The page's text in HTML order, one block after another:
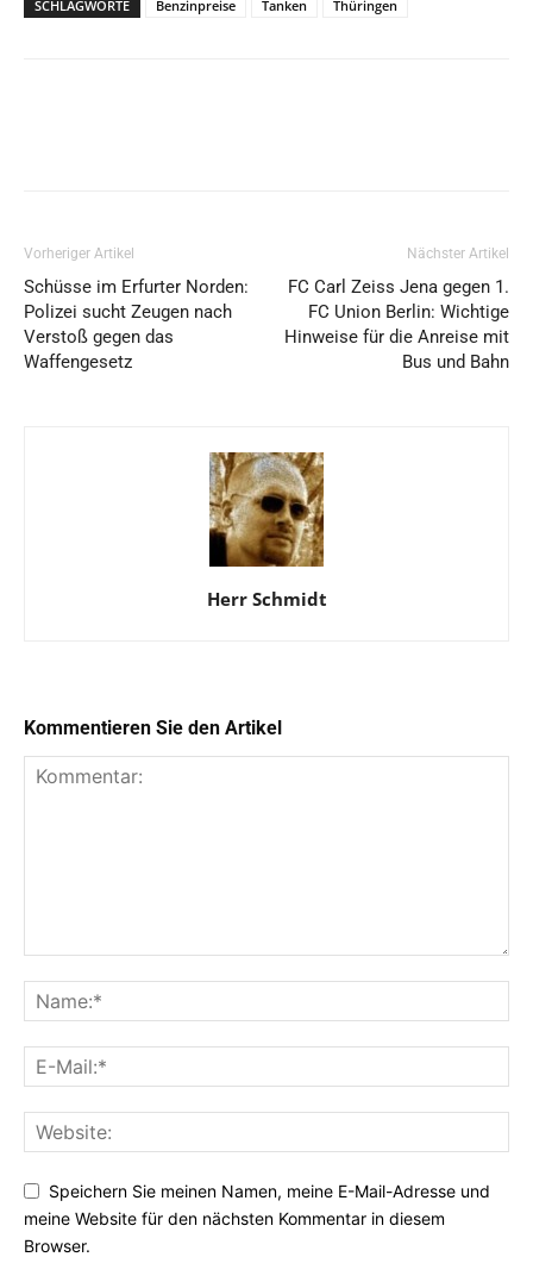
SCHLAGWORTE Benzinpreise Tanken Thüringen
Vorheriger Artikel
Schüsse im Erfurter Norden:
Polizei sucht Zeugen nach
Verstoß gegen das
Waffengesetz
Nächster Artikel
FC Carl Zeiss Jena gegen 1.
FC Union Berlin: Wichtige
Hinweise für die Anreise mit
Bus und Bahn
Herr Schmidt
Kommentieren Sie den Artikel
Speichern Sie meinen Namen, meine E-Mail-Adresse und
meine Website für den nächsten Kommentar in diesem
Browser.